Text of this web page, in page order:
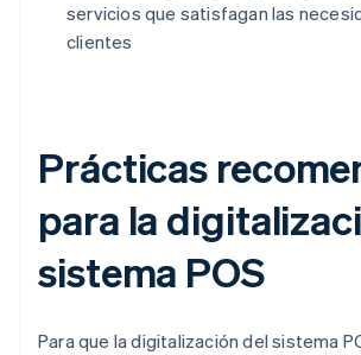
servicios que satisfagan las
clientes
Prácticas
para la
sistema POS
Para que la digitalización del sistema